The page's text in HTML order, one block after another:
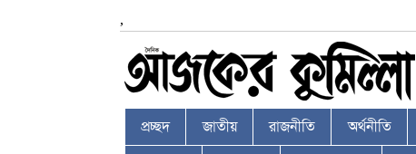
,
প্রচ্ছদ জাতীয় রাজনীতি অর্থনীতি